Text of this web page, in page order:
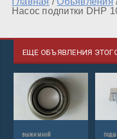
Насос подпитки DHP
ЕЩЕ ОБЪЯВЛЕНИЯ
выжимной